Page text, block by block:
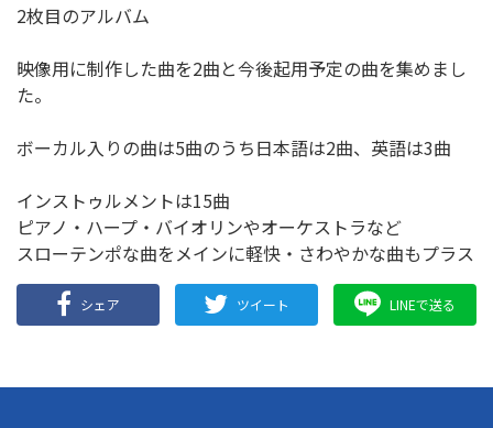
2枚目のアルバム
映像用に制作した曲を2曲と今後起用予定の曲を集めまし
た。
ボーカル入りの曲は5曲のうち日本語は2曲、英語は3曲
インストゥルメントは15曲
ピアノ・ハープ・バイオリンやオーケストラなど
スローテンポな曲をメインに軽快・さわやかな曲もプラス
シェア ツイート LINEで送る